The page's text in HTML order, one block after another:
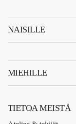
NAISILLE
MIEHILLE
TIETOA MEISTÄ